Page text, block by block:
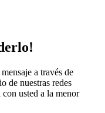
a través de
de nuestras redes
con usted a la menor